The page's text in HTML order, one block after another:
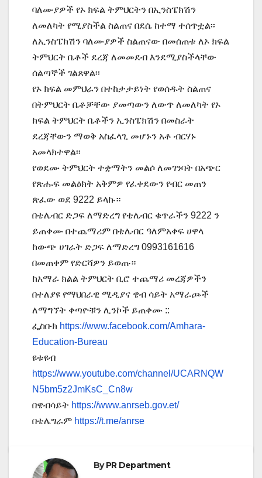
ባለሙያዎች የኦ ክፍል ትምህርትን በኢንስፔክሽን
ለመለካት የሚያስችል ስልጠና በደሴ ከተማ ተሰጥቷል፡፡
ለኢንስፔክሽን ባለሙያዎች ስልጠናው በመሰጠቱ ለኦ ክፍል
ትምህርት ቤቶች ደረጃ ለመመደብ እንደሚያስችላቸው
ሰልጣኞች ገልጸዋል፡፡
የኦ ክፍል መምህራን በተከታታይነት የወሰዱት ስልጠና
በትምህርት ቤቶቻቸው ያመጣውን ለውጥ ለመለካት የኦ
ክፍል ትምህርት ቤቶችን ኢንስፔክሽን በመስራት
ደረጃቸውን ማወቅ አስፈላጊ መሆኑን አቶ ብርሃኑ
አመላክተዋል፡፡
የወደሙ ትምህርት ተቋማትን መልሶ ለመገንባት በአጭር
የጽሑፍ መልዕክት አቅምዎ የፈቀደውን የብር መጠን
ጽፈው ወደ 9222 ይላኩ።
በቴሌብር ድጋፍ ለማድረግ የቴሌብር ቁጥራችን 9222 ን
ይጠቀሙ በተጨማሪም በቴሌብር ዓለምአቀፍ ሀዋላ
ከውጭ ሀገራት ድጋፍ ለማድረግ 0993161616
በመጠቀም የድርሻዎን ይወጡ።
ከአማራ ክልል ትምህርት ቢሮ ተጨማሪ መረጃዎችን
በተለያዩ የማህበራዊ ሚዲያና ዌብ ሳይት አማራጮች
ለማግኘት ቀጣዮቹን ሊንኮች ይጠቀሙ ::
ፌስቡክ https://www.facebook.com/Amhara-
Education-Bureau
ዩቱዩብ
https://www.youtube.com/channel/UCARNQW
N5bm5z2JmKsC_Cn8w
በዌብሳይት https://www.anrseb.gov.et/
በቴሌግራም https://t.me/anrse
ByPR Department